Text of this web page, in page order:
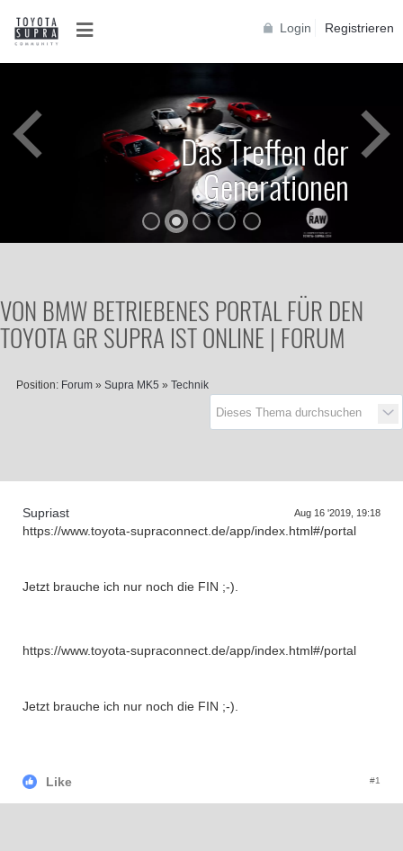
Login Registrieren
D
a
s
T
r
e
f
f
e
n
d
e
r
G
e
n
e
r
a
t
i
o
n
e
n
Das Treffen der
Generationen
VON BMW BETRIEBENES PORTAL FÜR DEN
TOYOTA GR SUPRA IST ONLINE | FORUM
Position: Forum » Supra MK5 » Technik
Supriast Aug 16 '2019, 19:18
https://www.toyota-supraconnect.de/app/index.html#/portal
Jetzt brauche ich nur noch die FIN ;-).
https://www.toyota-supraconnect.de/app/index.html#/portal
Jetzt brauche ich nur noch die FIN ;-).
Like #1